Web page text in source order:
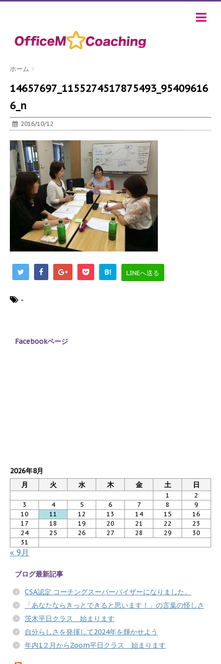
ホーム >
14657697_1155274517875493_95409616
6_n
2016/10/12
B! LINEへ送る
-
Facebookページ
2026年8月
月
火 水 木 金 土 日
1
2
3
4 5 6 7 8
9
10
11 12 13 14 15
16
17
18 19 20 21 22
23
24
25 26 27 28 29
30
31
« 9月
ブログ最新記事
CSA認定 コーチングスーパーバイザーになりました。
「あなたならきっとできると思います！」の言葉の怪しさ
茨木平日クラス 始まります
自分らしさを発揮して2024年を輝かせよう
年内1２月からZoom平日クラス 始まります